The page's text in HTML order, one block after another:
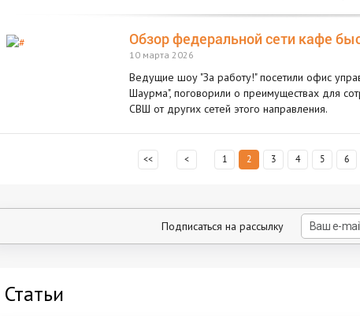
Обзор федеральной сети кафе
10 марта 2026
Ведущие шоу "За работу!" посетили офис
Шаурма", поговорили о преимуществах для
СВШ от других сетей этого направления.
<< < 1 2 3 4 5 6
Подписаться на рассылку
Статьи